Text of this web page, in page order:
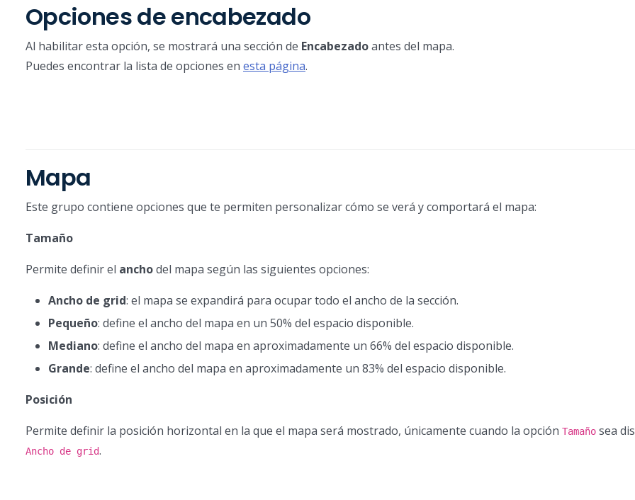
Opciones de encabezado
Al habilitar esta opción, se mostrará una sección de Encabezadoantes del mapa.
Puedes encontrar la lista de opciones en esta página.
Mapa
Este grupo contiene opciones que te permiten personalizar cómo se verá y comportará el mapa:
Tamaño
Permite definir el anchodel mapa según las siguientes opciones:
Ancho de grid: el mapa se expandirá para ocupar todo el ancho de la sección.
Pequeño: define el ancho del mapa en un 50% del espacio disponible.
Mediano: define el ancho del mapa en aproximadamente un 66% del espacio disponible.
Grande: define el ancho del mapa en aproximadamente un 83% del espacio disponible.
Posición
Permite definir la posición horizontal en la que el mapa será mostrado, únicamente cuando la opción Tamaño sea
Ancho de grid.